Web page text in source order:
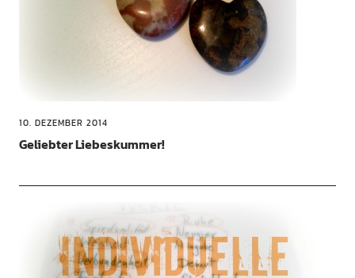
10. DEZEMBER 2014
Geliebter Liebeskummer!